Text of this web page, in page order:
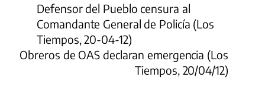
Defensor del Pueblo censura al
Comandante General de Policía (Los
Tiempos, 20-04-12)
Obreros de OAS declaran emergencia (Los
Tiempos, 20/04/12)